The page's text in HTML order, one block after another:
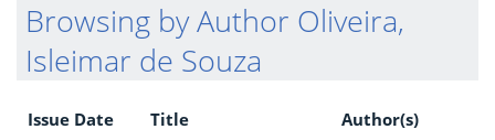
Browsing by Author Oliveira,
Isleimar de Souza
Issue Date Title Author(s)